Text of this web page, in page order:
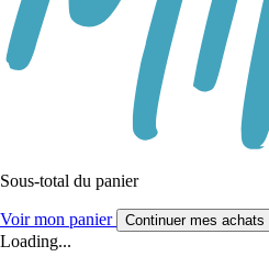
Sous-total du panier
Voir mon panier Continuer mes achats
Loading...